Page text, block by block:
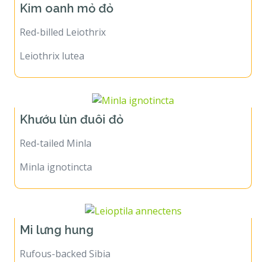
Kim oanh mỏ đỏ
Red-billed Leiothrix
Leiothrix lutea
Khướu lùn đuôi đỏ
Red-tailed Minla
Minla ignotincta
Mi lưng hung
Rufous-backed Sibia